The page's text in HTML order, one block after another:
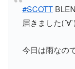
#SCOTT
届きました
今日は雨なの